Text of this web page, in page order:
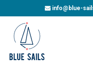
info@blue-